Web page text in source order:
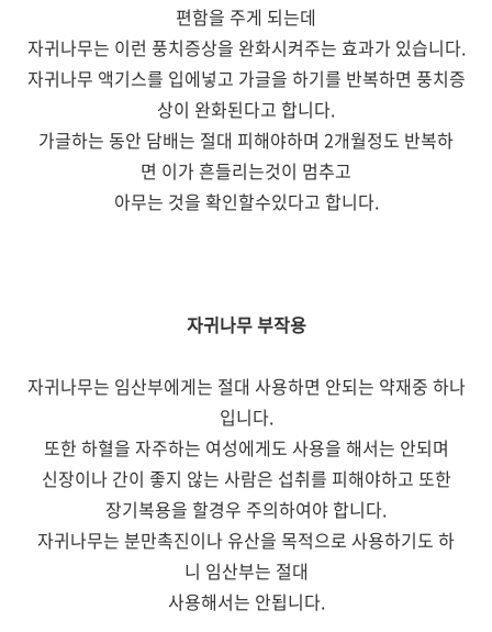
편함을 주게 되는데
자귀나무는 이런 풍치증상을 완화시켜주는 효과가 있습니다.
자귀나무 액기스를 입에넣고 가글을 하기를 반복하면 풍치증
상이 완화된다고 합니다.
가글하는 동안 담배는 절대 피해야하며 2개월정도 반복하
면 이가 흔들리는것이 멈추고
아무는 것을 확인할수있다고 합니다.
자귀나무 부작용
자귀나무는 임산부에게는 절대 사용하면 안되는 약재중 하나
입니다.
또한 하혈을 자주하는 여성에게도 사용을 해서는 안되며
신장이나 간이 좋지 않는 사람은 섭취를 피해야하고 또한
장기복용을 할경우 주의하여야 합니다.
자귀나무는 분만촉진이나 유산을 목적으로 사용하기도 하
니 임산부는 절대
사용해서는 안됩니다.